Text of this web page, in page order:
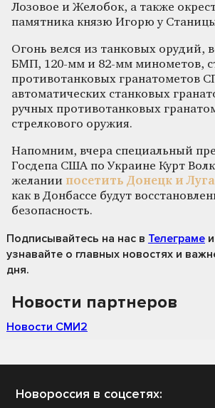
Лозовое и Желобок, а также
памятника князю Игорю у
Огонь велся из танковых орудий,
БМП, 120-мм и 82-мм минометов,
противотанковых гранатометов
автоматических станковых
ручных противотанковых
стрелкового оружия.
Напомним, вчера специальный
Госдепа США по Украине Курт
желании посетить Донецк и
как в Донбассе будут
безопасность.
Подписывайтесь на нас в Телеграме
узнавайте о главных новостях и
дня.
Новости партнеров
Новости СМИ2
Новороссия в соцсетях: